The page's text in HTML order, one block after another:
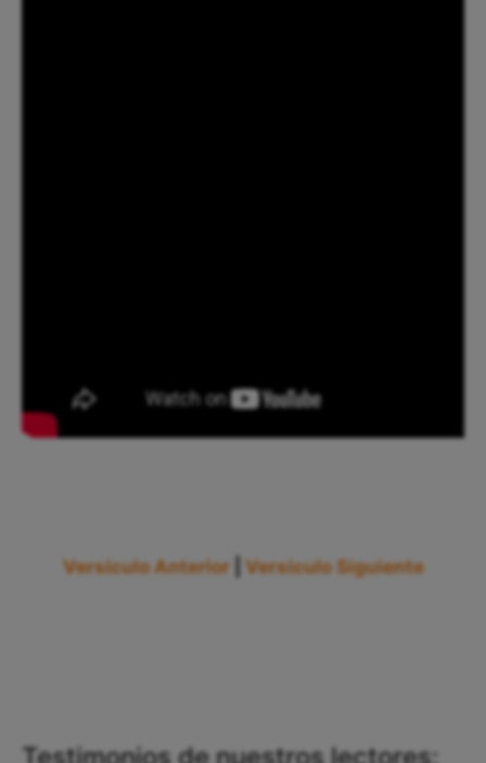
Versículo Anterior Versículo Siguiente